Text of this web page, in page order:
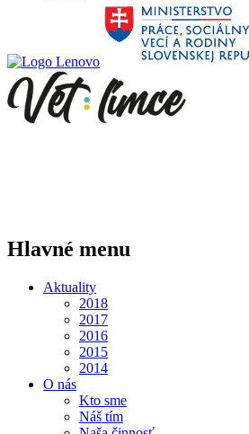
Hlavné menu
Aktuality
2018
2017
2016
2015
2014
O nás
Kto sme
Náš tím